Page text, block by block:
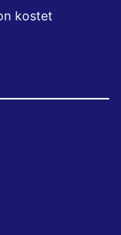
kostet